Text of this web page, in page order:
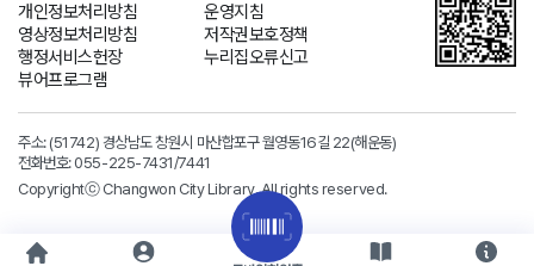
개인정보처리방침
운영지침
영상정보처리방침
저작권보호정책
행정서비스헌장
누리집오류신고
뷰어프로그램
주소: (51742) 경상남도 창원시 마산합포구 월영동16길 22(해운동)
전화번호:055-225-7431/7441
Copyrightⓒ Changwon City Library. All rights reserved.